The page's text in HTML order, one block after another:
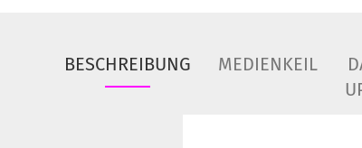
BESCHREIBUNG MEDIENKEIL